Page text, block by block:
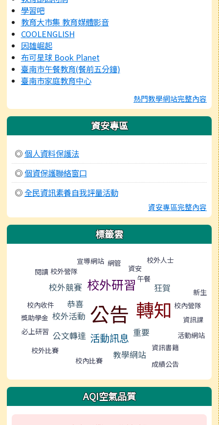
學習吧
教育大市集 教育媒體影音
COOLENGLISH
因雄崛起
布可星球 Book Planet
臺南市午餐教育(餐前五分鐘)
臺南市家庭教育中心
熱門教學網站完整內容
資安專區
◎個人資料保護法
◎個資保護聯絡窗口
◎全民資訊素養自我評量活動
資安專區完整內容
標籤雲
宣導網站
閱讀 校外營隊
網管
資安
校外人士
校外競賽 校外研習 午餐
狂賀
新生
校內收件
恭喜 公告 轉知
獎助學金 校外活動
校內營隊
資訊課
必上研習 公文轉達 活動訊息 重要
活動網站
校外比賽
資訊書籍
校內比賽
教學網站
成績公告
AQI空氣品質